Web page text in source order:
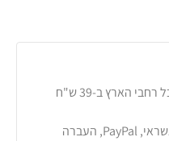
שליח עד הבית לכל רחבי הארץ ב-39 ש"ח
כרטיסי אשראי, PayPal, העברה